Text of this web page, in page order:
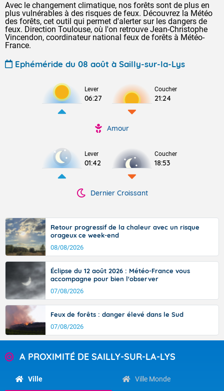
Avec le changement climatique, nos forêts sont de plus en
plus vulnérables à des risques de feux. Découvrez la Météo
des forêts, cet outil qui permet d'alerter sur les dangers de
feux. Direction Toulouse, où l'on retrouve Jean-Christophe
Vincendon, coordinateur national feux de forêts à Météo-
France.
Ephéméride du 08 août à Sailly-sur-la-Lys
Lever
06:27
Coucher
21:24
Amour
Lever
01:42
Coucher
18:53
Dernier Croissant
Retour progressif de la chaleur avec un risque
orageux ce week-end
08/08/2026
Éclipse du 12 août 2026 : Météo-France vous
accompagne pour bien l'observer
07/08/2026
Feux de forêts : danger élevé dans le Sud
07/08/2026
A PROXIMITÉ DE SAILLY-SUR-LA-LYS
Ville Ville Monde